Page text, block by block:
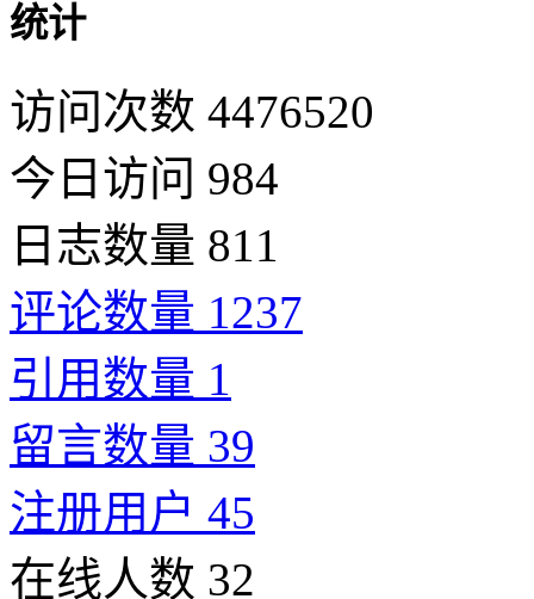
统计
访问次数 4476520
今日访问 984
日志数量 811
评论数量 1237
引用数量 1
留言数量 39
注册用户 45
在线人数 32